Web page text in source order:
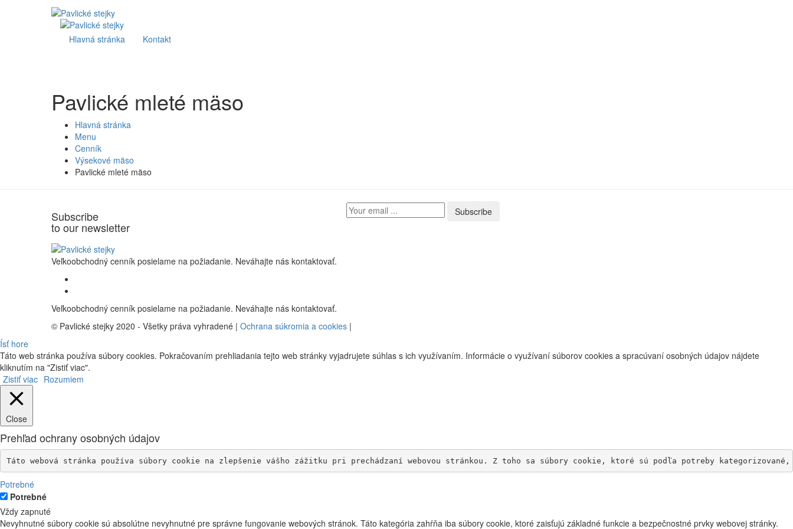
Hlavná stránka Kontakt
Pavlické mleté mäso
Hlavná stránka
Menu
Cenník
Výsekové mäso
Pavlické mleté mäso
Subscribe
to our newsletter
Subscribe
Veľkoobchodný cenník posielame na požiadanie. Neváhajte nás kontaktovať.
Veľkoobchodný cenník posielame na požiadanie. Neváhajte nás kontaktovať.
© Pavlické stejky 2020 - Všetky práva vyhradené | Ochrana súkromia a cookies |
Ísť hore
Táto web stránka používa súbory cookies. Pokračovaním prehliadania tejto web stránky vyjadrujete súhlas s ich využívaním. Informácie o využívaní súborov cookies a spracúvaní osobných údajov nájdete
kliknutím na "Zistiť viac".
Zistiť viac Rozumiem
Close
Prehľad ochrany osobných údajov
Táto webová stránka používa súbory cookie na zlepšenie vášho zážitku pri prechádzaní webovou stránkou. Z toho sa súbory cookie, ktoré sú podľa potreby
Potrebné
Potrebné
Vždy zapnuté
Nevyhnutné súbory cookie sú absolútne nevyhnutné pre správne fungovanie webových stránok. Táto kategória zahŕňa iba súbory cookie, ktoré zaisťujú základné funkcie a bezpečnostné prvky webovej stránky.